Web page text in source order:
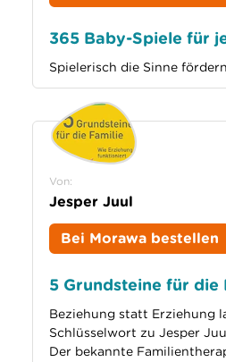
365 Baby-Spiele für
Spielerisch die Sinne
Von:
Jesper Juul
Bei Morawa bestellen
5 Grundsteine für die
Beziehung statt Erziehung
Schlüsselwort zu Jesper
Der bekannte